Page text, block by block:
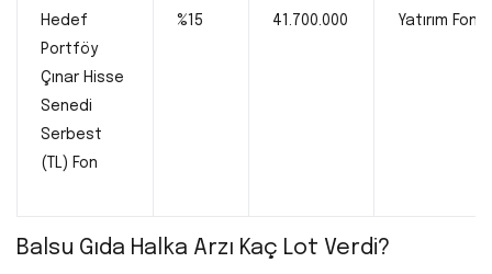
Hedef
Portföy
Çınar Hisse
Senedi
Serbest
(TL) Fon
%15 41.700.000 Yatırım Fonu
Balsu Gıda Halka Arzı Kaç Lot Verdi?